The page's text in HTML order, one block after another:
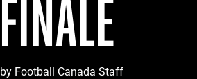
FINALE
by Football Canada Staff